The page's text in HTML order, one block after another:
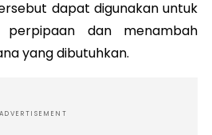
dapat digunakan untuk
perpipaan dan menambah
yang dibutuhkan.
ADVERTISEMENT